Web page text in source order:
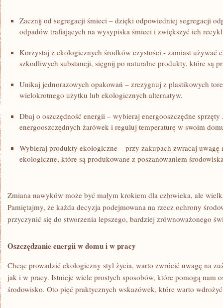
Zacznij​ od segregacji śmieci – dzięki odpowiedniej segregacji
odpadów trafiających na ⁤wysypiska śmieci i⁣ zwiększyć⁤ ich
Korzystaj ⁢z ekologicznych środków ‍czystości ‍- zamiast używać
szkodliwych substancji, sięgnij po naturalne produkty, które‌ są
Unikaj jednorazowych opakowań – zrezygnuj z plastikowych
wielokrotnego użytku lub ⁤ekologicznych alternatyw.
Dbaj o ⁤oszczędność energii – wybieraj energooszczędne
energooszczędnych ⁢żarówek ⁣i reguluj temperaturę w swoim
Wybieraj produkty ekologiczne – przy zakupach ​zwracaj
ekologiczne, które są produkowane z poszanowaniem
Zmiana nawyków może być małym krokiem dla człowieka, ale
Pamiętajmy,⁣ że każda decyzja podejmowana ⁤na rzecz ochrony
przyczynić się do ⁢stworzenia lepszego, bardziej zrównoważonego
Oszczędzanie energii w domu⁣ i ​w ⁢pracy
Chcąc ⁣prowadzić‌ ekologiczny styl życia, warto ⁣zwrócić uwagę na
jak i w ‍pracy.⁤ Istnieje wiele prostych sposobów, które pomogą nam
środowisko. Oto pięć​ praktycznych wskazówek, które warto